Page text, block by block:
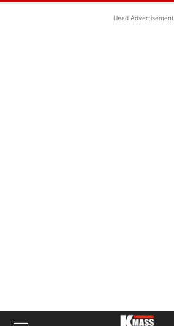
Head Advertisement